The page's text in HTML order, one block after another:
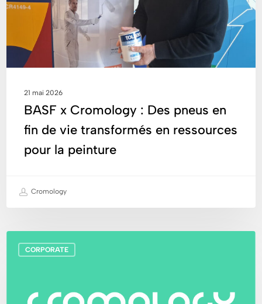
vie
transformés
ressources
peinture
21 mai 2026
BASF x Cromology : Des pneus en
fin de vie transformés en ressources
pour la peinture
Cromology
CORPORATE
classement